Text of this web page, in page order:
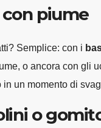
piume
Semplice: con i
o ancora con gli
un momento di
o